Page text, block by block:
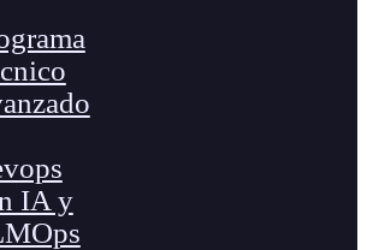
IA y